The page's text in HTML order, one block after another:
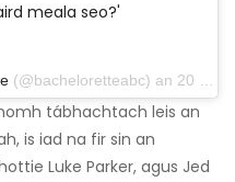
meala seo?'
(@bacheloretteabc) an 20 Bealtaine, 2019 ag 6:34 in PDT
tábhachtach leis an
is iad na fir sin an
Luke Parker, agus Jed